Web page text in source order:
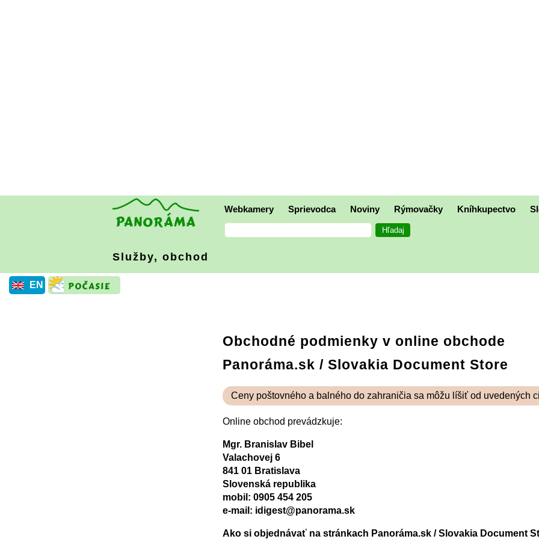
Webkamery Sprievodca Noviny Rýmovačky Kníhkupectvo
Služby, obchod
EN
Obchodné podmienky v online obchode
Panoráma.sk / Slovakia Document Store
Ceny poštovného a balného do zahraničia sa môžu líšiť od uvedených
Online obchod prevádzkuje:
Mgr. Branislav Bibel
Valachovej 6
841 01 Bratislava
Slovenská republika
mobil: 0905 454 205
e-mail: idigest@panorama.sk
Ako si objednávať na stránkach Panoráma.sk / Slovakia Document